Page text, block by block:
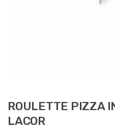
ROULETTE PIZZA
LACOR